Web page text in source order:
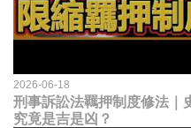
2026-06-18
刑事訴訟法羈押制度修法｜
究竟是吉是凶？